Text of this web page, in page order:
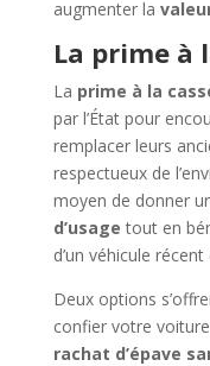
augmenter la
La prime à
La prime à la
par l’État pour
remplacer leurs
respectueux de
moyen de donner
d’usage tout en
d’un véhicule
Deux options
confier votre
rachat d’épave